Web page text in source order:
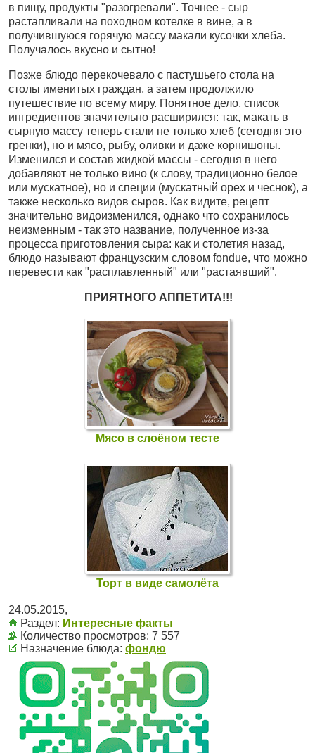
в пищу, продукты "разогревали". Точнее - сыр
растапливали на походном котелке в вине, а в
получившуюся горячую массу макали кусочки хлеба.
Получалось вкусно и сытно!
Позже блюдо перекочевало с пастушьего стола на
столы именитых граждан, а затем продолжило
путешествие по всему миру. Понятное дело, список
ингредиентов значительно расширился: так, макать в
сырную массу теперь стали не только хлеб (сегодня это
гренки), но и мясо, рыбу, оливки и даже корнишоны.
Изменился и состав жидкой массы - сегодня в него
добавляют не только вино (к слову, традиционно белое
или мускатное), но и специи (мускатный орех и чеснок), а
также несколько видов сыров. Как видите, рецепт
значительно видоизменился, однако что сохранилось
неизменным - так это название, полученное из-за
процесса приготовления сыра: как и столетия назад,
блюдо называют французским словом fondue, что можно
перевести как "расплавленный" или "растаявший".
ПРИЯТНОГО АППЕТИТА!!!
Мясо в слоёном тесте
Торт в виде самолёта
24.05.2015,
Раздел: Интересные факты
Количество просмотров: 7 557
Назначение блюда: фондю